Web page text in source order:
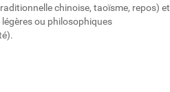
chinoise, taoïsme, repos) et
ou philosophiques